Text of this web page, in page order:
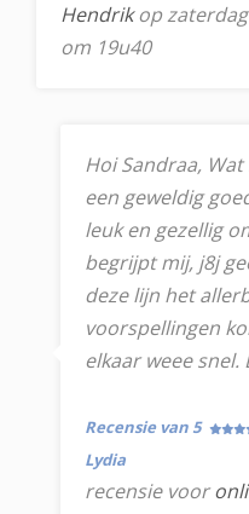
Hendrikop zaterdag
om 19u40
Hoi Sandraa,
een geweldig
leuk en gezellig
begrijpt mij, j8j
deze lijn het
voorspellingen
elkaar weee snel.
Recensie van 5
Lydia
recensie voor